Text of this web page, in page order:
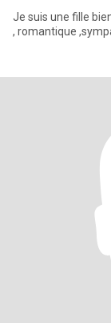
Je suis une fille
, romantique